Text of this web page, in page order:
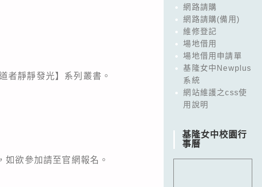
者靜靜發光】系列叢書。
欲參加請至官網報名。
網路請購
網路請購(備用)
維修登記
場地借用
場地借用申請單
基隆女中Newplus
系統
網站維護之css使
用說明
基隆女中校園行
事曆